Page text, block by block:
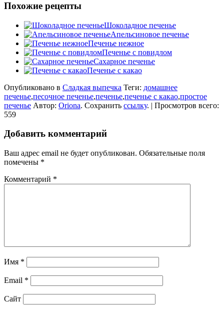
Похожие рецепты
Шоколадное печенье
Апельсиновое печенье
Печенье нежное
Печенье с повидлом
Сахарное печенье
Печенье с какао
Опубликовано в Сладкая выпечка Теги: домашнее
печенье,песочное печенье,печенье,печенье с какао,простое
печенье Автор: Oriona. Сохранить ссылку. | Просмотров всего:
559
Добавить комментарий
Ваш адрес email не будет опубликован. Обязательные поля
помечены *
Комментарий *
Имя *
Email *
Сайт